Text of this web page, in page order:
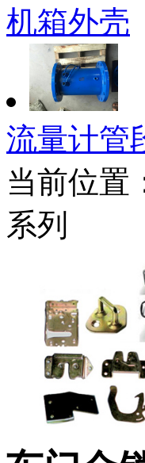
机箱外壳
流量计管
当前位置
系列